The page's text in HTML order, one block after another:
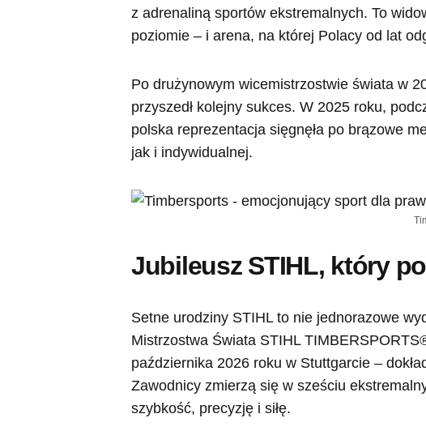
z adrenaliną sportów ekstremalnych. To
poziomie – i arena, na której Polacy od lat
Po drużynowym wicemistrzostwie świata w
przyszedł kolejny sukces. W 2025 roku,
polska reprezentacja sięgnęła po brązowe
jak i indywidualnej.
Jubileusz STIHL, który
Setne urodziny STIHL to nie jednorazowe
Mistrzostwa Świata STIHL
października 2026 roku w Stuttgarcie –
Zawodnicy zmierzą się w sześciu
szybkość, precyzję i siłę.